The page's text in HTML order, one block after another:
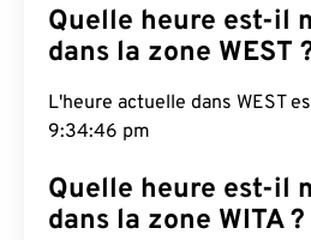
Quelle heure est-il
dans la zone WEST
L'heure actuelle dans WEST
9:34:47 pm
Quelle heure est-il
dans la zone WITA ?